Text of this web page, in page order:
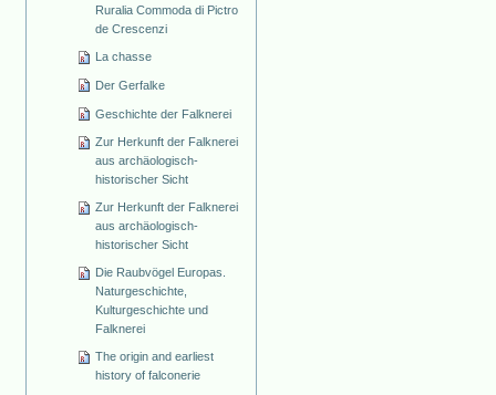
Ruralia Commoda di Pictro
de Crescenzi
La chasse
Der Gerfalke
Geschichte der Falknerei
Zur Herkunft der Falknerei
aus archäologisch-
historischer Sicht
Zur Herkunft der Falknerei
aus archäologisch-
historischer Sicht
Die Raubvögel Europas.
Naturgeschichte,
Kulturgeschichte und
Falknerei
The origin and earliest
history of falconerie